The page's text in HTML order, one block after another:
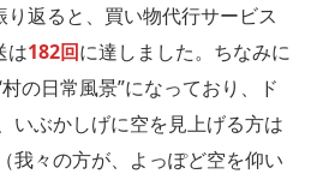
返ると、買い物代行サービス
は182回に達しました。ちなみに
の日常風景”になっており、ド
いぶかしげに空を見上げる方は
我々の方が、よっぽど空を仰い